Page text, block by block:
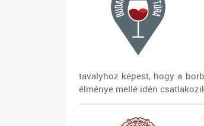
tavalyhoz képest, hogy a
élménye mellé idén